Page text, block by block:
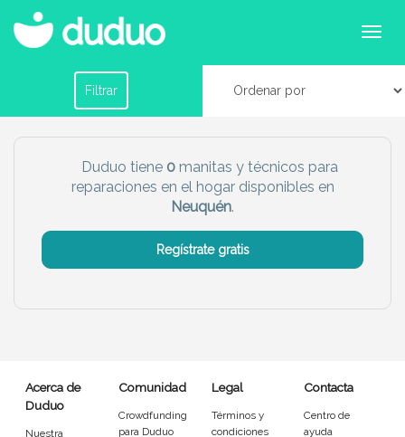
Servicios de manitas y reparaciones en Neuquén
Filtrar
Filtrar por horario
Chico Chica
Más servicio del dudú
Entrenador Asistente
Duduo tiene 0manitas y técnicos para
reparaciones en el hogar disponibles en
Neuquén.
Regístrate gratis
Acerca de
Duduo
Nuestra
Comunidad
Crowdfunding
para Duduo
Legal
Términos y
condiciones
Contacta
Centro de
ayuda